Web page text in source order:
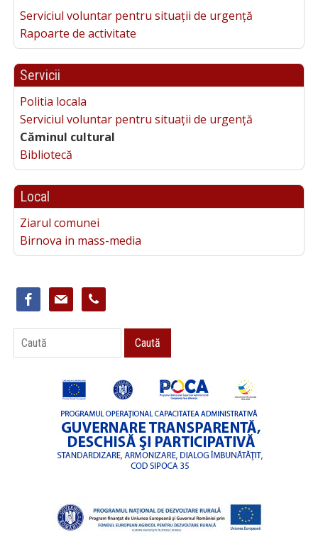
Serviciul voluntar pentru situații de urgență
Rapoarte de activitate
Servicii
Politia locala
Serviciul voluntar pentru situații de urgență
Căminul cultural
Bibliotecă
Local
Ziarul comunei
Birnova in mass-media
facebookmail phone
Caută Caută